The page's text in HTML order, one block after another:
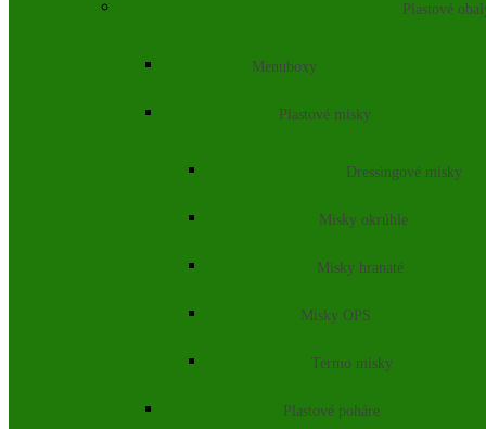
Plastové
Menuboxy
Plastové misky
Dressingové misky
Misky okrúhle
Misky hranaté
Misky OPS
Termo misky
Plastové poháre